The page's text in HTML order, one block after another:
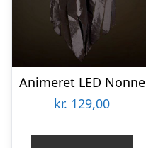
Animeret LED Nonne
kr. 129,00